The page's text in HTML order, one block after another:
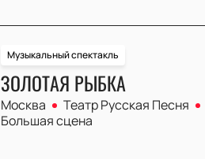
Музыкальный спектакль
ЗОЛОТАЯ РЫБКА
Москва
Театр Русская Песня
Большая сцена